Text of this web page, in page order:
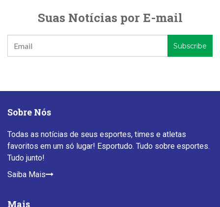
Suas Notícias por E-mail
Sobre Nós
Todas as notícias de seus esportes, times e atletas
favoritos em um só lugar! Esportudo. Tudo sobre esportes.
Tudo junto!
Saiba Mais
Mais